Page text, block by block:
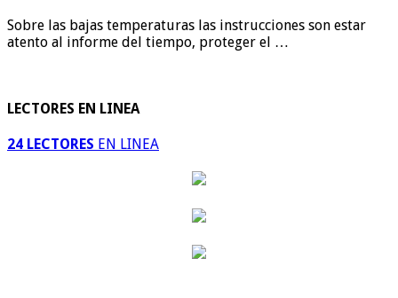
Sobre las bajas temperaturas las instrucciones son estar
atento al informe del tiempo, proteger el …
LECTORES EN LINEA
24 LECTORES EN LINEA